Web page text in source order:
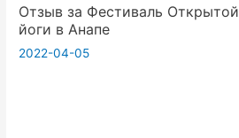
Отзыв за Фестиваль Открытой
йоги в Анапе
2022-04-05